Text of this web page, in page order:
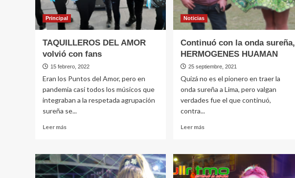
Principal
TAQUILLEROS DEL AMOR
volvió con fans
15 febrero, 2022
Eran los Puntos del Amor, pero en
pandemia casi todos los músicos que
integraban a la respetada agrupación
sureña se...
Leer más
TAQUILLEROS
DEL
AMOR
Noticias
Continuó con la onda sureña,
HERMOGENES HUAMAN
25 septiembre, 2021
Quizá no es el pionero en traer la
onda sureña a Lima, pero valgan
verdades fue el que continuó,
contra...
Leer más
Continuó
con
la